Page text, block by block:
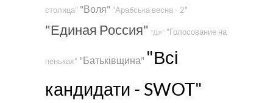
столица" "Воля" "Арабська весна - 2"
"Единая Россия" "Дія" "Голосование на
пеньках" "Батьківщина" "Всі
кандидати - SWOT"